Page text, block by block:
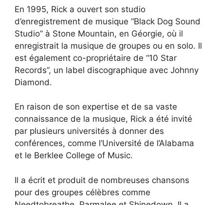
En 1995, Rick a ouvert son studio
d’enregistrement de musique “Black Dog Sound
Studio” à Stone Mountain, en Géorgie, où il
enregistrait la musique de groupes ou en solo. Il
est également co-propriétaire de “10 Star
Records”, un label discographique avec Johnny
Diamond.
En raison de son expertise et de sa vaste
connaissance de la musique, Rick a été invité
par plusieurs universités à donner des
conférences, comme l’Université de l’Alabama
et le Berklee College of Music.
Il a écrit et produit de nombreuses chansons
pour des groupes célèbres comme